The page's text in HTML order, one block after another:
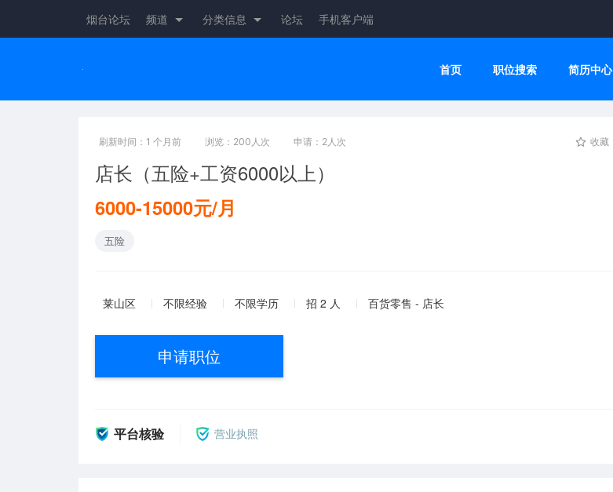
烟台论坛 频道 分类信息 论坛 手机客户端
首页 职位搜索 简历中心
刷新时间：1 个月前 浏览：200人次 申请：2人次 收藏
店长（五险+工资6000以上）
6000-15000元/月
五险
莱山区 不限经验 不限学历 招 2 人 百货零售 - 店长
申请职位
平台核验 营业执照